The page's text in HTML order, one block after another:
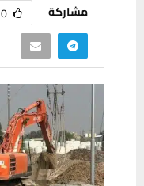
مشاركة 0